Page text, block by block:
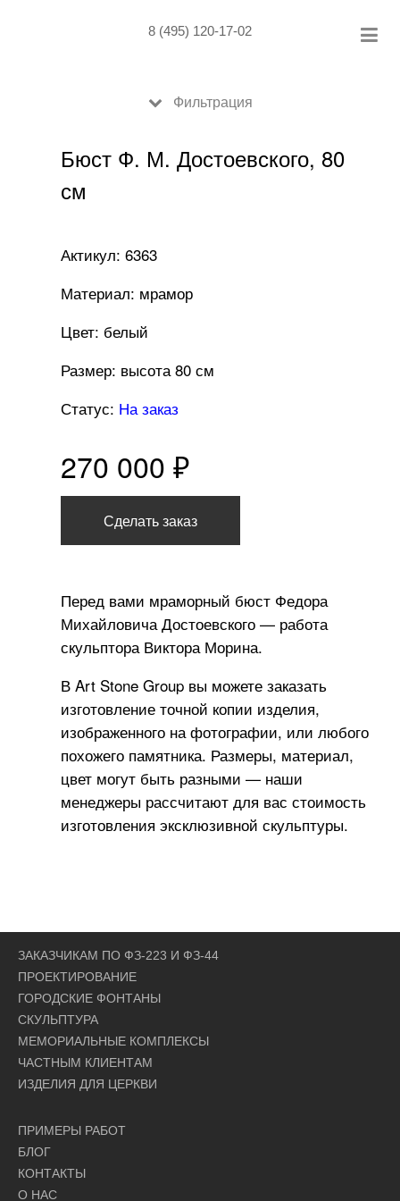
8 (495) 120-17-02
Фильтрация
Бюст Ф. М. Достоевского, 80
см
Актикул: 6363
Материал: мрамор
Цвет: белый
Размер: высота 80 см
Статус: На заказ
270 000 ₽
Сделать заказ
Перед вами мраморный бюст Федора
Михайловича Достоевского — работа
скульптора Виктора Морина.
В Art Stone Group вы можете заказать
изготовление точной копии изделия,
изображенного на фотографии, или любого
похожего памятника. Размеры, материал,
цвет могут быть разными — наши
менеджеры рассчитают для вас стоимость
изготовления эксклюзивной скульптуры.
ЗАКАЗЧИКАМ ПО ФЗ-223 И ФЗ-44
ПРОЕКТИРОВАНИЕ
ГОРОДСКИЕ ФОНТАНЫ
СКУЛЬПТУРА
МЕМОРИАЛЬНЫЕ КОМПЛЕКСЫ
ЧАСТНЫМ КЛИЕНТАМ
ИЗДЕЛИЯ ДЛЯ ЦЕРКВИ
ПРИМЕРЫ РАБОТ
БЛОГ
КОНТАКТЫ
О НАС